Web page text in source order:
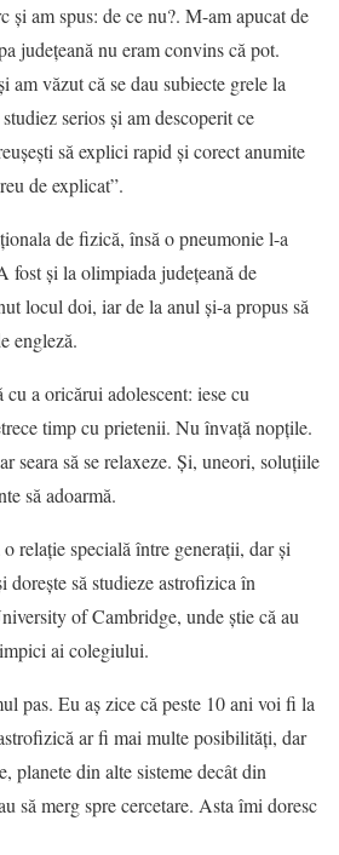
și am spus: de ce nu?. M-am apucat de
județeană nu eram convins că pot.
am văzut că se dau subiecte grele la
serios și am descoperit ce
să explici rapid și corect anumite
de explicat”.
de fizică, însă o pneumonie l-a
fost și la olimpiada județeană de
locul doi, iar de la anul și-a propus să
engleză.
a oricărui adolescent: iese cu
timp cu prietenii. Nu învață nopțile.
seara să se relaxeze. Și, uneori, soluțiile
să adoarmă.
relație specială între generații, dar și
să studieze astrofizica în
of Cambridge, unde știe că au
ai colegiului.
pas. Eu aș zice că peste 10 ani voi fi la
ar fi mai multe posibilități, dar
planete din alte sisteme decât din
să merg spre cercetare. Asta îmi doresc